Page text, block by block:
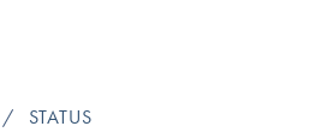
STATUS